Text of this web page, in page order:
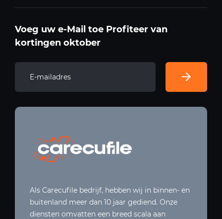
Voeg uw e-Mail toe Profiteer van
kortingen oktober
Als Carecufile bedrijf, hebben wij in binnen- en
buitenland meer dan 10 jaar gediend. Onze
diensten omvatten een breed scala aan